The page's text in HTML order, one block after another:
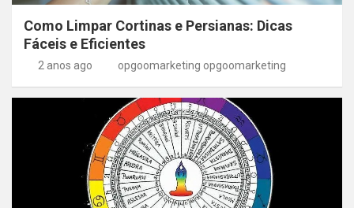
Como Limpar Cortinas e Persianas: Dicas
Fáceis e Eficientes
2 anos ago opgoomarketing opgoomarketing